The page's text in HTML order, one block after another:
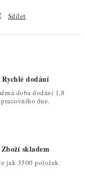
Sdílet
Rychlé dodání
doba dodání 1,8
pracovního dne.
Zboží skladem
jak 3500 položek